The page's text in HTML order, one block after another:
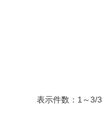
表示件数：1～3/3